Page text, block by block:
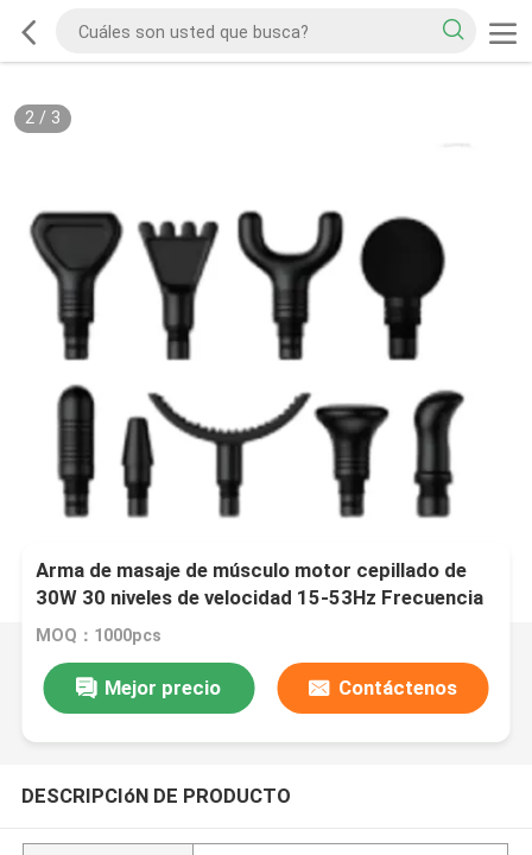
2/ 3
Arma de masaje de músculo motor cepillado de
30W 30 niveles de velocidad 15-53Hz Frecuencia
de recuperación muscular, pantalla LCD 2500mAh
Batería de litio
MOQ：1000pcs
Mejor precio Contáctenos
DESCRIPCIóN DE PRODUCTO